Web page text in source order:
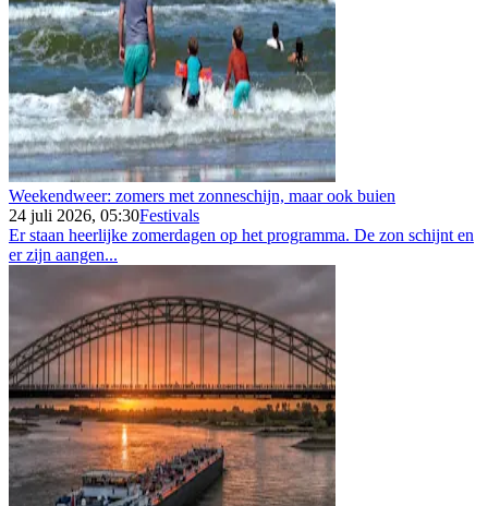
Weekendweer: zomers met zonneschijn, maar ook buien
24 juli 2026, 05:30Festivals
Er staan heerlijke zomerdagen op het programma. De zon schijnt en
er zijn aangen...